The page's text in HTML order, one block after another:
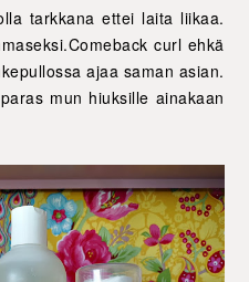
tarkkana ettei laita liikaa.
curl ehkä
ajaa saman asian.
mun hiuksille ainakaan